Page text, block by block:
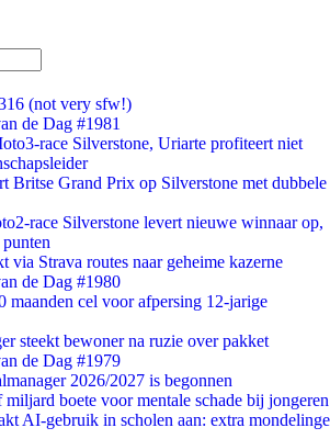
(not very sfw!)
de Dag #1981
race Silverstone, Uriarte profiteert niet
Britse Grand Prix op Silverstone met dubbele
race Silverstone levert nieuwe winnaar op,
via Strava routes naar geheime kazerne
de Dag #1980
cel voor afpersing 12-jarige
steekt bewoner na ruzie over pakket
de Dag #1979
2026/2027 is begonnen
boete voor mentale schade bij jongeren
AI-gebruik in scholen aan: extra mondelinge